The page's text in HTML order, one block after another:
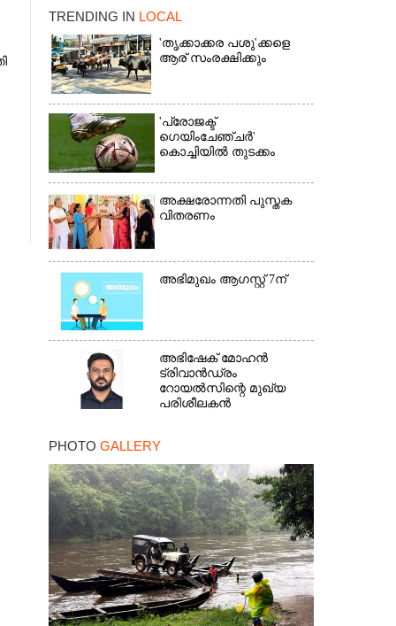
TRENDING IN LOCAL
'തൃക്കാക്കര പശു'ക്കളെ
ആര് സംരക്ഷിക്കും
'പ്രോജക്ട്
ഗെയിംചേഞ്ചർ'
കൊച്ചിയിൽ തുടക്കം
അക്ഷരോന്നതി പുസ്തക
വിതരണം
അഭിമുഖം ആഗസ്റ്റ് 7ന്
അഭിഷേക് മോഹൻ
ട്രിവാൻഡ്രം
റോയൽസിന്റെ മുഖ്യ
പരിശീലകൻ
PHOTO GALLERY
×